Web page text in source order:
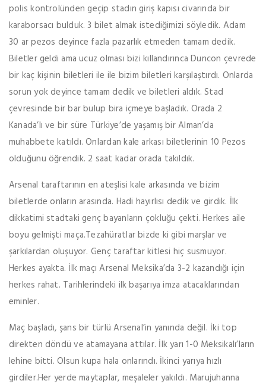
polis kontrolünden geçip stadın giriş kapısı civarında bir
karaborsacı bulduk. 3 bilet almak istediğimizi söyledik. Adam
30 ar pezos deyince fazla pazarlık etmeden tamam dedik.
Biletler geldi ama ucuz olması bizi kıllandırınca Duncon çevrede
bir kaç kişinin biletleri ile ile bizim biletleri karşılaştırdı. Onlarda
sorun yok deyince tamam dedik ve biletleri aldık. Stad
çevresinde bir bar bulup bira içmeye başladık. Orada 2
Kanada’lı ve bir süre Türkiye’de yaşamış bir Alman’da
muhabbete katıldı. Onlardan kale arkası biletlerinin 10 Pezos
olduğunu öğrendik. 2 saat kadar orada takıldık.
Arsenal taraftarının en ateşlisi kale arkasında ve bizim
biletlerde onların arasında. Hadi hayırlısı dedik ve girdik. İlk
dikkatimi stadtaki genç bayanların çokluğu çekti. Herkes aile
boyu gelmişti maça.Tezahüratlar bizde ki gibi marşlar ve
şarkılardan oluşuyor. Genç taraftar kitlesi hiç susmuyor.
Herkes ayakta. İlk maçı Arsenal Meksika’da 3-2 kazandığı için
herkes rahat. Tarihlerindeki ilk başarıya imza atacaklarından
eminler.
Maç başladı, şans bir türlü Arsenal’in yanında değil. İki top
direkten döndü ve atamayana attılar. İlk yarı 1-0 Meksikalı’ların
lehine bitti. Olsun kupa hala onlarındı. İkinci yarıya hızlı
girdiler.Her yerde maytaplar, meşaleler yakıldı. Marujuhanna